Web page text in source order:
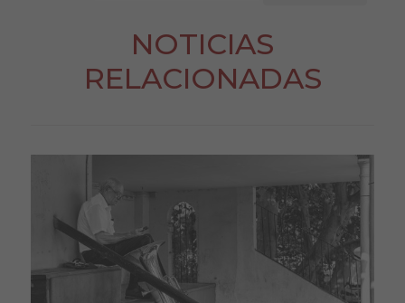
NOTICIAS
RELACIONADAS